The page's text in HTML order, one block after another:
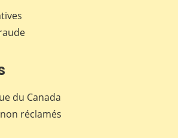
du Canada
réclamés